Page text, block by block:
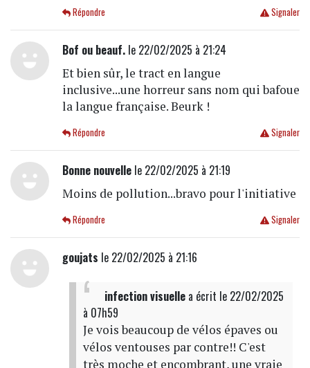
Signaler
Répondre
Bof ou beauf.le 22/02/2025 à 21:24
Et bien sûr, le tract en langue
inclusive...une horreur sans nom qui bafoue
la langue française. Beurk !
Signaler
Répondre
Bonne nouvellele 22/02/2025 à 21:19
Moins de pollution...bravo pour l'initiative
Signaler
Répondre
goujats le 22/02/2025 à 21:16
infection visuellea écrit le 22/02/2025
à 07h59
Je vois beaucoup de vélos épaves ou
vélos ventouses par contre!! C'est
très moche et encombrant, une vraie